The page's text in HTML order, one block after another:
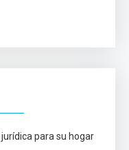
para su hogar